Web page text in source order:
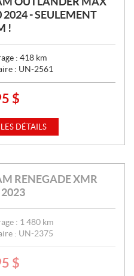
2024 - SEULEMENT
!
: 418 km
: UN-2561
$
DÉTAILS
RENEGADE XMR
: 1 480 km
: UN-2375
$